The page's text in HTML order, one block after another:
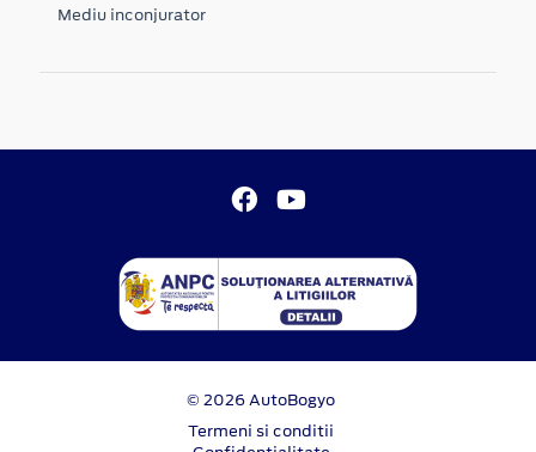
Mediu inconjurator
© 2026 AutoBogyo
Termeni si conditii